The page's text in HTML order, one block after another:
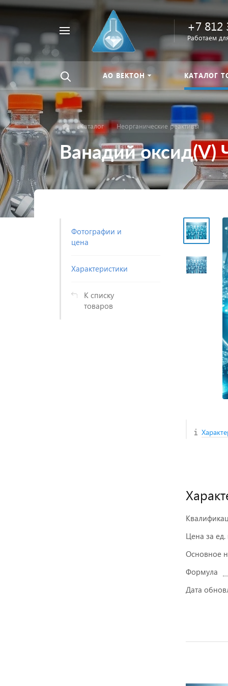
Найти
Например,
+7 812
Работаем
АО ВЕКТОН КАТАЛОГ
Каталог Неорганические реактивы
Ванадий оксид(V)
Фотографии и
цена
Характеристики
К списку
товаров
Цена за ед.
Основное
Формула
Дата